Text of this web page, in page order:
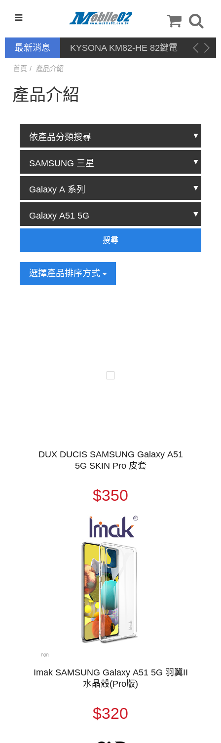
最新消息
KYSONA KM82-HE 82鍵電
競磁軸有線鍵盤 產品網頁驅
首頁 產品介紹
產品介紹
搜尋
選擇產品排序方式
DUX DUCIS SAMSUNG Galaxy A51
5G SKIN Pro 皮套
$350
Imak SAMSUNG Galaxy A51 5G 羽翼II
水晶殼(Pro版)
$320